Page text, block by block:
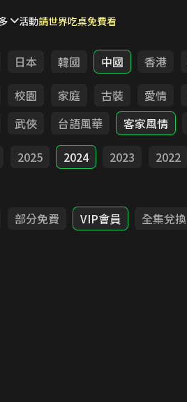
活動請世界吃桌免費看
日本 韓國 中國 香港
校園 家庭 古裝 愛情
武俠 台語風華 客家風情
2025 2024 2023 2022
部分免費 VIP會員 全集兌換